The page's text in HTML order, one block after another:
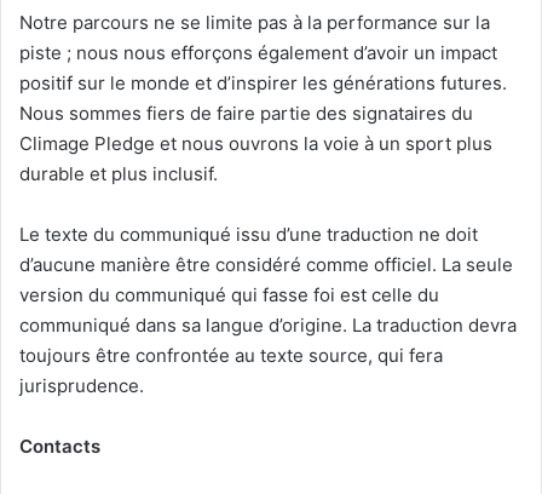
Notre parcours ne se limite pas à la performance sur la
piste ; nous nous efforçons également d’avoir un impact
positif sur le monde et d’inspirer les générations futures.
Nous sommes fiers de faire partie des signataires du
Climage Pledge et nous ouvrons la voie à un sport plus
durable et plus inclusif.
Le texte du communiqué issu d’une traduction ne doit
d’aucune manière être considéré comme officiel. La seule
version du communiqué qui fasse foi est celle du
communiqué dans sa langue d’origine. La traduction devra
toujours être confrontée au texte source, qui fera
jurisprudence.
Contacts